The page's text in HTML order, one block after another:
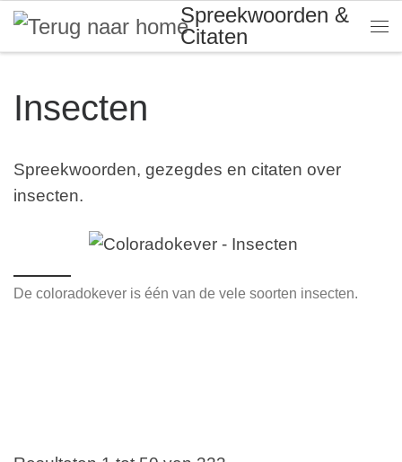
Skip to content
Spreekwoorden &
Citaten
Insecten
Spreekwoorden, gezegdes en citaten over
insecten.
De coloradokever is één van de vele soorten insecten.